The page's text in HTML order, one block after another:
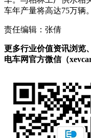
车年产量将高达75万辆。
责任编辑：张倩
更多行业价值资讯浏览
电车网官方微信（